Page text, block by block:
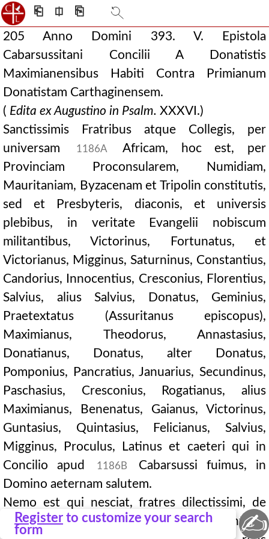
⎗ ⎅ ⎘
Register to customize your search
form
205 Anno Domini 393. V. Epistola
Cabarsussitani Concilii A Donatistis
Maximianensibus Habiti Contra Primianum
Donatistam Carthaginensem.
( Edita ex Augustino in Psalm. XXXVI.)
Sanctissimis Fratribus atque Collegis, per
universam
1186A
Africam, hoc est, per
Provinciam Proconsularem, Numidiam,
Mauritaniam, Byzacenam et Tripolin constitutis,
sed et Presbyteris, diaconis, et universis
plebibus, in veritate Evangelii nobiscum
militantibus, Victorinus, Fortunatus, et
Victorianus, Migginus, Saturninus, Constantius,
Candorius, Innocentius, Cresconius, Florentius,
Salvius, alius Salvius, Donatus, Geminius,
Praetextatus (Assuritanus episcopus),
Maximianus, Theodorus, Annastasius,
Donatianus, Donatus, alter Donatus,
Pomponius, Pancratius, Januarius, Secundinus,
Paschasius, Cresconius, Rogatianus, alius
Maximianus, Benenatus, Gaianus, Victorinus,
Guntasius, Quintasius, Felicianus, Salvius,
Migginus, Proculus, Latinus et caeteri qui in
Concilio apud
1186B
Cabarsussi fuimus, in
Domino aeternam salutem.
Nemo est qui nesciat, fratres dilectissimi, de
sacerdotibus Domini, non propriae voluntatis,
✍